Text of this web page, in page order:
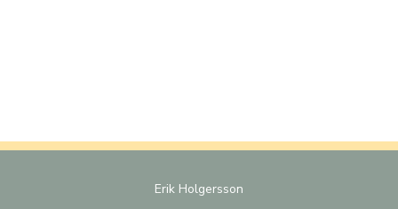
Erik Holgersson